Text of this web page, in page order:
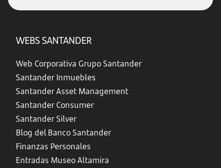
WEBS SANTANDER
Web Corporativa Grupo Santander
Santander Inmuebles
Santander Asset Management
Santander Consumer
Santander Silver
Blog del Banco Santander
Finanzas Personales
Entradas Museo Altamira